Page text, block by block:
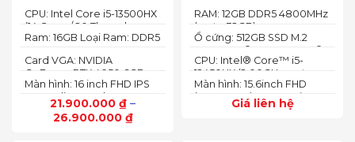
16GB, 512GB, RTX 4050 6GB,
16″ FHD 165Hz)
21.900.000 ₫ –
26.900.000 ₫
Màn hình: 16 inch FHD IPS
165Hz SlimBezel, sRGB
100%, Acer ComfyView,
500 nits
Card VGA: NVIDIA
GeForce RTX 4050 6GB
(140W)
Ram: 16GB Loại Ram: DDR5
CPU: Intel Core i5-13500HX
(14 Cores/ 20 Threads, up
to 4.70 GHz, 24MB)
3050 6GB, 15.6″ FHD 144Hz)
Giá liên hệ
Màn hình: 15.6inch FHD
(1920x1080) IPS 300nits
Anti-glare, 100%sRGB,
CPU: Intel® Core™ i5-
12450HX (2.00GHz up to
4.40GHz, 12MB Cache)
Ổ cứng: 512GB SSD M.2
2242 PCIe® 4.0x4 NVMe®
RAM: 12GB DDR5 4800MHz
(up to 32GB)